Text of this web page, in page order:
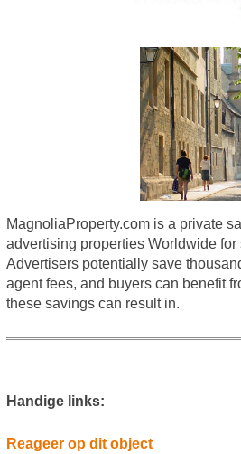
MagnoliaProperty.com is a private
advertising properties Worldwide for
Advertisers potentially save
agent fees, and buyers can benefit
these savings can result in.
Handige links:
Reageer op dit object